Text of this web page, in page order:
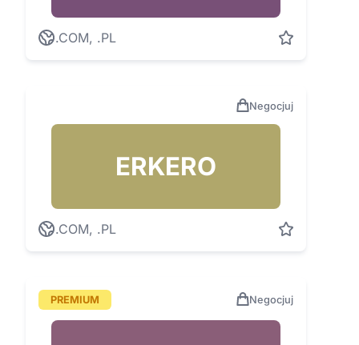
.COM, .PL
Negocjuj
ERKERO
.COM, .PL
PREMIUM Negocjuj